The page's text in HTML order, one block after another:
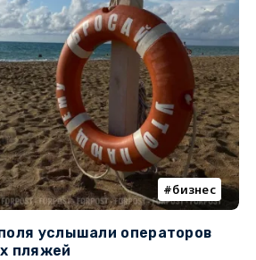
бизнес
услышали операторов
пляжей